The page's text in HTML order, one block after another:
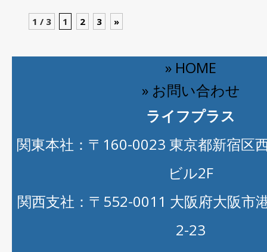
1 / 3 1 2 3 »
» HOME
» お問い合わせ
ライフプラス
関東本社：〒160-0023 東京都新宿区
ビル2F
関西支社：〒552-0011 大阪府大阪市
2-23